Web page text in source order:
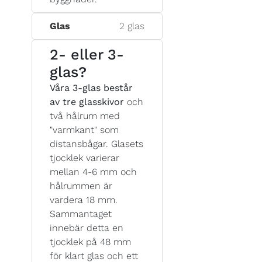
Glas 2 glas
2- eller 3-
glas?
Våra 3-glas består
av tre glasskivor och
två hålrum med
"varmkant" som
distansbågar. Glasets
tjocklek varierar
mellan 4-6 mm och
hålrummen är
vardera 18 mm.
Sammantaget
innebär detta en
tjocklek på 48 mm
för klart glas och ett